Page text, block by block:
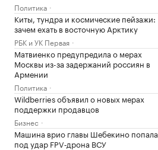
Политика
Киты, тундра и космические пейзажи:
зачем ехать в восточную Арктику
РБК и УК Первая
Матвиенко предупредила о мерах
Москвы из-за задержаний россиян в
Армении
Политика
Wildberries объявил о новых мерах
поддержки продавцов
Бизнес
Машина врио главы Шебекино попала
под удар FPV‑дрона ВСУ